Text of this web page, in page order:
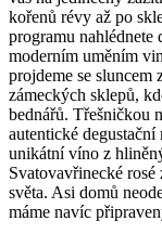
kořenů révy až po
programu nahlédnete
moderním uměním
projdeme se sluncem
zámeckých sklepů,
bednářů. Třešničkou
autentické
unikátní víno z
Svatovavřinecké
světa. Asi domů
máme navíc